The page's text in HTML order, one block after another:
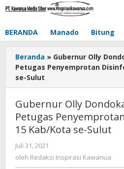
Lewati
BERANDA Manado Bitung
Beranda » Gubernur Olly
Petugas Penyemprotan
se-Sulut
Gubernur Olly
Petugas
15 Kab/Kota se-Sulut
Juli 31, 2021
Redaksi
Inspirasi
oleh Redaksi Inspirasi Kawanua